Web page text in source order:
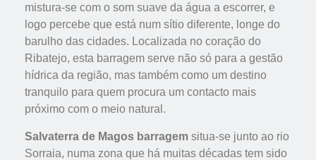
mistura-se com o som suave da água a escorrer, e
logo percebe que está num sítio diferente, longe do
barulho das cidades. Localizada no coração do
Ribatejo, esta barragem serve não só para a gestão
hídrica da região, mas também como um destino
tranquilo para quem procura um contacto mais
próximo com o meio natural.
Salvaterra de Magos barragem situa-se junto ao rio
Sorraia, numa zona que há muitas décadas tem sido